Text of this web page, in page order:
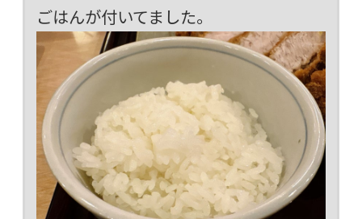
ごはんが付いてました。